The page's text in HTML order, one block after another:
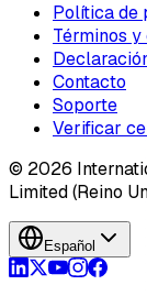
Política de
Términos
Contacto
Soporte
Verificar
© 2026
Limited (Reino
Español